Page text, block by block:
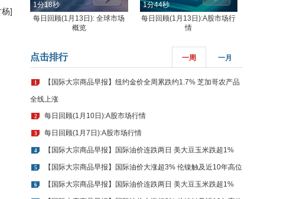
]
1分18秒
每日回顾(1月13日): 全球市场
概览
1分44秒
每日回顾(1月13日):A股市场行
情
点击排行 一周 一月
1 【国际大宗商品早报】纽约金价全周累跌约1.7% 芝加哥农产品
全线上涨
2 每日回顾(1月10日):A股市场行情
3 每日回顾(1月7日):A股市场行情
4 【国际大宗商品早报】国际油价连跌两日 美大豆玉米跌超1%
5 【国际大宗商品早报】国际油价大涨超3% 伦镍触及近10年高位
6 【国际大宗商品早报】国际油价连跌两日 美大豆玉米跌超1%